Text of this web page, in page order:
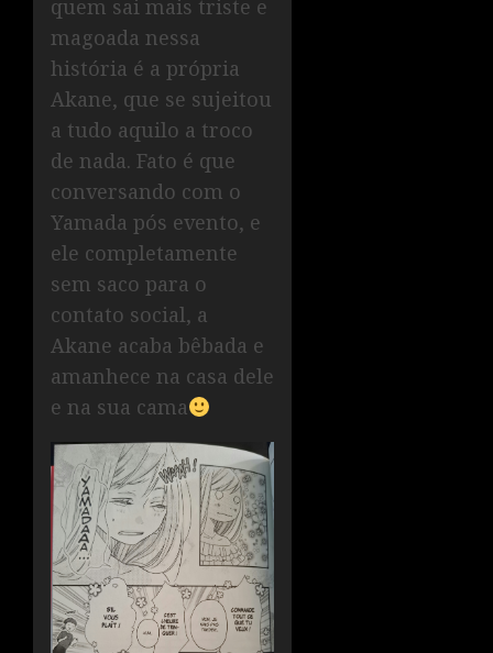
quem sai mais triste e
magoada nessa
história é a própria
Akane, que se sujeitou
a tudo aquilo a troco
de nada. Fato é que
conversando com o
Yamada pós evento, e
ele completamente
sem saco para o
contato social, a
Akane acaba bêbada e
amanhece na casa dele
e na sua cama